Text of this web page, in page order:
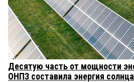
Десятую часть от мощности
ОНПЗ составила энергия